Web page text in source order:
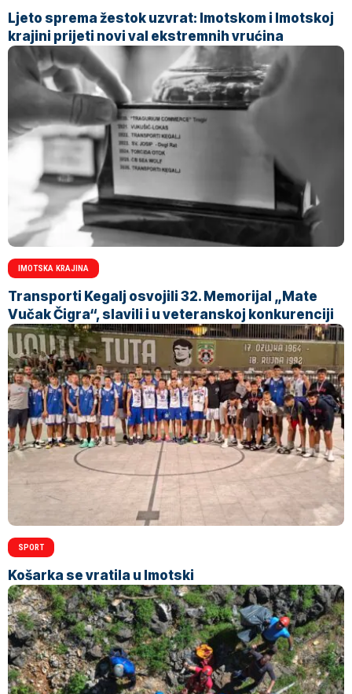
Ljeto sprema žestok uzvrat: Imotskom i Imotskoj
krajini prijeti novi val ekstremnih vrućina
IMOTSKA KRAJINA
Transporti Kegalj osvojili 32. Memorijal „Mate
Vučak Čigra“, slavili i u veteranskoj konkurenciji
SPORT
Košarka se vratila u Imotski